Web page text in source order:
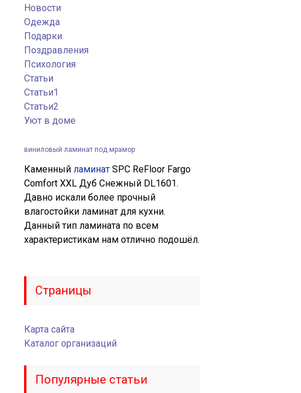
Новости
Одежда
Подарки
Поздравления
Психология
Статьи
Статьи1
Статьи2
Уют в доме
виниловый ламинат под мрамор
Каменный ламинат SPC ReFloor Fargo
Comfort XXL Дуб Снежный DL1601.
Давно искали более прочный
влагостойки ламинат для кухни.
Данный тип ламината по всем
характеристикам нам отлично подошёл.
Страницы
Карта сайта
Каталог организаций
Популярные статьи